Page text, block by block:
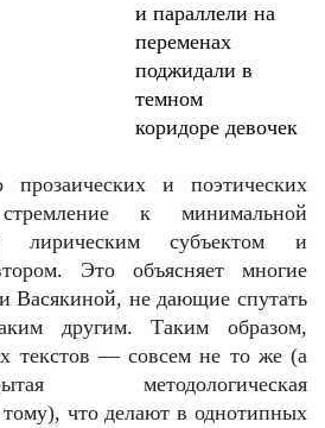
и параллели на
переменах
поджидали в
темном
коридоре девочек
прозаических и поэтических
к минимальной
лирическим субъектом и
Это объясняет многие
Васякиной, не дающие спутать
другим. Таким образом,
текстов — совсем не то же (а
методологическая
что делают в однотипных